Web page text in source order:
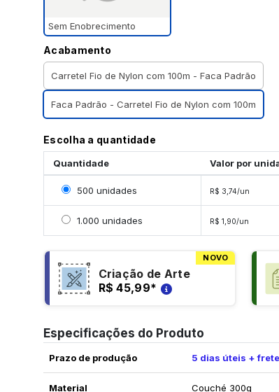
Sem Enobrecimento
Acabamento
Carretel Fio de Nylon com 100m - Faca Padrão
Faca Padrão - Carretel Fio de Nylon com 100m
Escolha a quantidade
Quantidade Valor por
Selecionar 500 unidades
500 unidades R$ 3,74/un
Selecionar 1000 unidades
1.000 unidades R$ 1,90/un
NOVO
Criação de Arte
R$ 45,99*
Especificações do Produto
Prazo de produção 5 dias úteis + frete
Material Couché 300g